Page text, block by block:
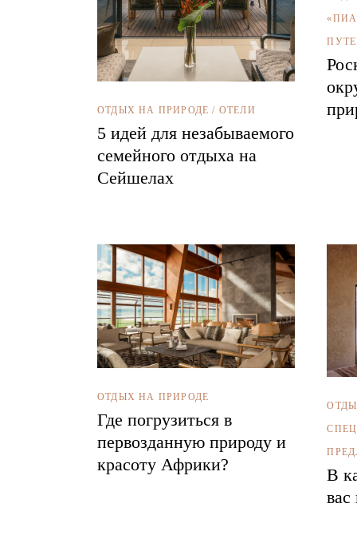
ОТДЫХ НА ПРИРОДЕ / ОТЕЛИ
5 идей для незабываемого
семейного отдыха на
Сейшелах
ОТДЫХ НА ПРИРОДЕ
Где погрузиться в
первозданную природу и
красоту Африки?
В
вас